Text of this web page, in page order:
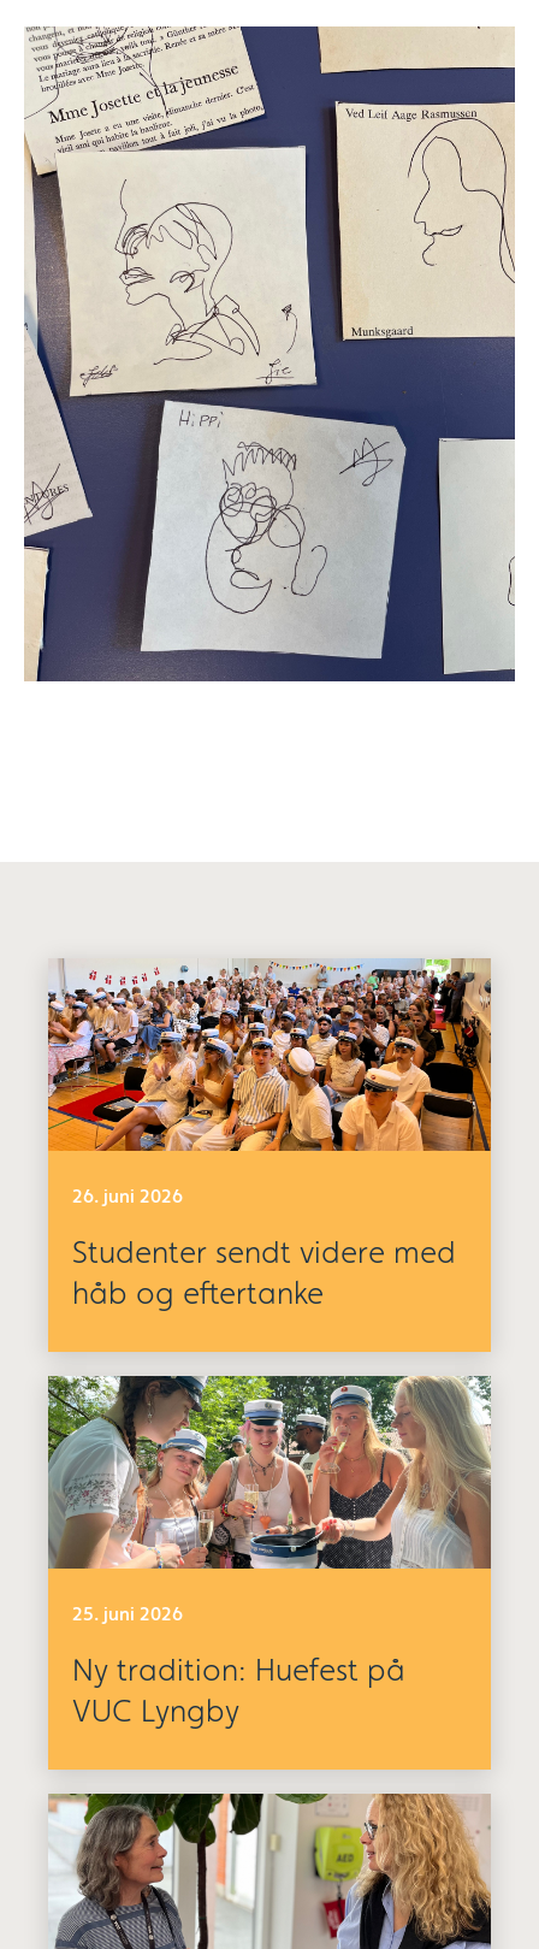
26. juni 2026
Studenter sendt videre med
håb og eftertanke
25. juni 2026
Ny tradition: Huefest på
VUC Lyngby